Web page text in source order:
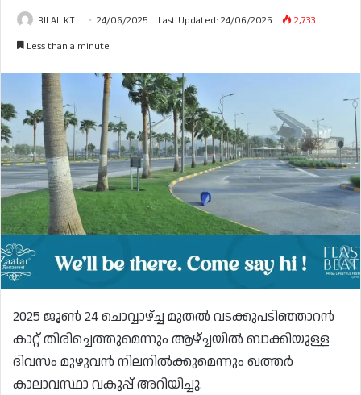
BILAL KT 24/06/2025 Last Updated: 24/06/2025
2,733
Less than a minute
2025 ജൂൺ 24 ചൊവ്വാഴ്ച്ച മുതൽ വടക്കുപടിഞ്ഞാറൻ
കാറ്റ് തിരിച്ചെത്തുമെന്നും ആഴ്ച്ചയിൽ ബാക്കിയുള്ള
ദിവസം മുഴുവൻ നിലനിൽക്കുമെന്നും ഖത്തർ
കാലാവസ്ഥാ വകുപ്പ് അറിയിച്ചു.